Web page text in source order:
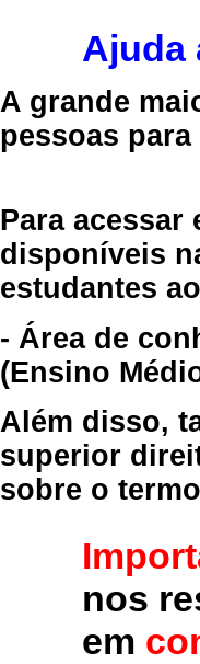
Ajuda
A grande
pessoas
Para acessar
disponíveis
estudantes
- Área de
(Ensino
Além disso,
superior
sobre o
nos
em